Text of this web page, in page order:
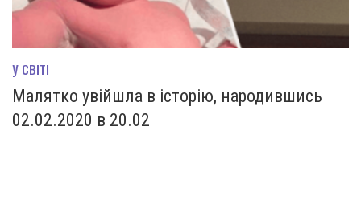
У СВІТІ
Малятко увійшла в історію, народившись
02.02.2020 в 20.02